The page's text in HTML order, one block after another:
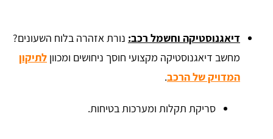
דיאגנוסטיקה וחשמל רכב: נורת אזהרה בלוח השעונים?
מחשב דיאגנוסטיקה מקצועי חוסך ניחושים ומכוון לתיקון
המדויק של הרכב.
סריקת תקלות ומערכות בטיחות.